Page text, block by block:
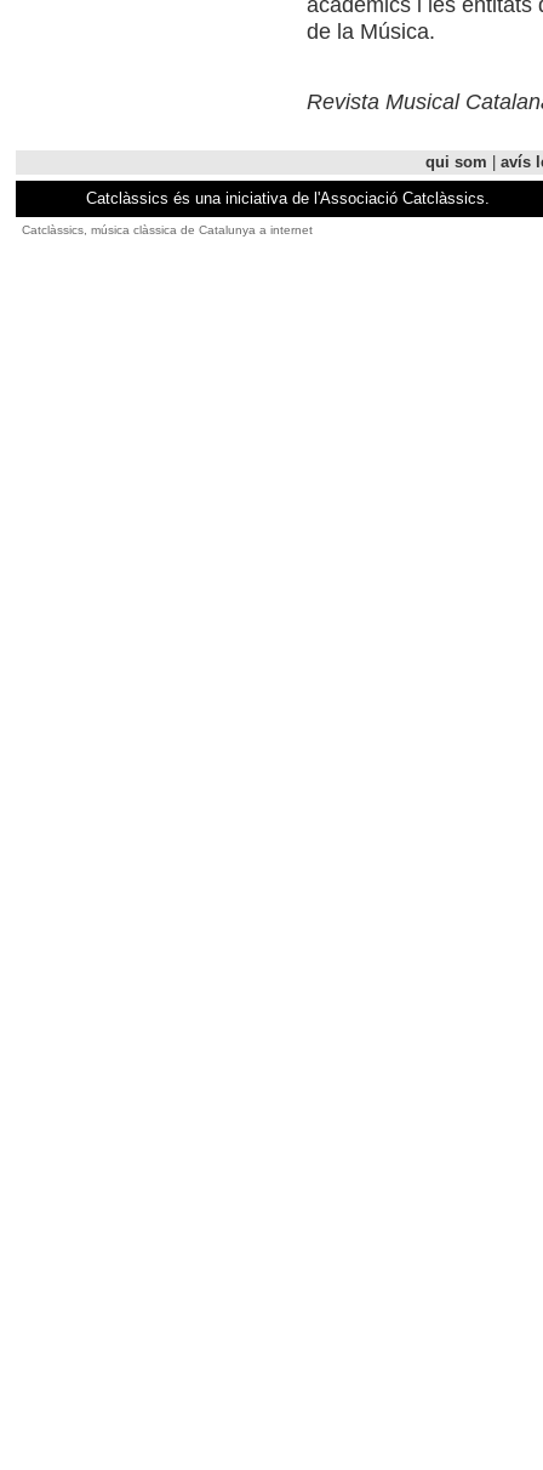
acadèmics i les entitats
de la Música.
Revista Musical
qui som
avís
Catclàssics és una iniciativa de l'Associació Catclàssics.
Catclàssics, música clàssica de Catalunya a internet